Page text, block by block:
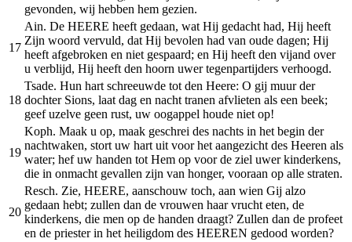
gevonden, wij hebben hem gezien.
17
Ain. De HEERE heeft gedaan, wat Hij gedacht had, Hij heeft
Zijn woord vervuld, dat Hij bevolen had van oude dagen; Hij
heeft afgebroken en niet gespaard; en Hij heeft den vijand over
u verblijd, Hij heeft den hoorn uwer tegenpartijders verhoogd.
18
Tsade. Hun hart schreeuwde tot den Heere: O gij muur der
dochter Sions, laat dag en nacht tranen afvlieten als een beek;
geef uzelve geen rust, uw oogappel houde niet op!
19
Koph. Maak u op, maak geschrei des nachts in het begin der
nachtwaken, stort uw hart uit voor het aangezicht des Heeren als
water; hef uw handen tot Hem op voor de ziel uwer kinderkens,
die in onmacht gevallen zijn van honger, vooraan op alle straten.
20
Resch. Zie, HEERE, aanschouw toch, aan wien Gij alzo
gedaan hebt; zullen dan de vrouwen haar vrucht eten, de
kinderkens, die men op de handen draagt? Zullen dan de profeet
en de priester in het heiligdom des HEEREN gedood worden?